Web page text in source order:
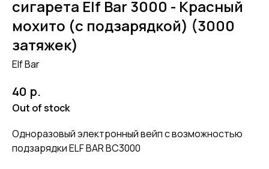
сигарета Elf Bar 3000 - Красный
мохито (с подзарядкой) (3000
затяжек)
Elf Bar
40 р.
Out of stock
Одноразовый электронный вейп с возможностью
подзарядки ELF BAR BC3000